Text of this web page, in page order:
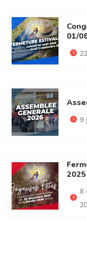
01/
9
2025
8